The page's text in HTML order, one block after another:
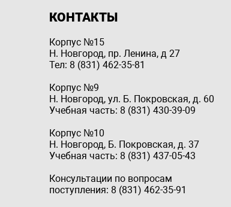
КОНТАКТЫ
Корпус №15
Н. Новгород, пр. Ленина, д 27
Тел: 8 (831) 462-35-81
Корпус №9
Н. Новгород, ул. Б. Покровская, д. 60
Учебная часть: 8 (831) 430-39-09
Корпус №10
Н. Новгород, Б. Покровская, д. 37
Учебная часть: 8 (831) 437-05-43
Консультации по вопросам
поступления: 8 (831) 462-35-91